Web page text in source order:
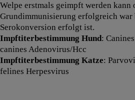
Welpe erstmals geimpft werden kann
Grundimmunisierung erfolgreich war
Serokonversion erfolgt ist.
Impftiterbestimmung Hund:
canines Adenovirus/Hcc
Impftiterbestimmung Katze:
felines Herpesvirus